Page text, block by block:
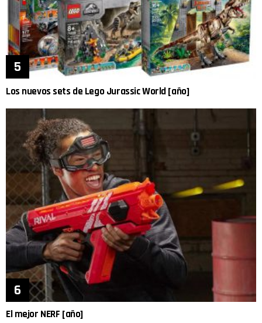
Los nuevos sets de Lego Jurassic World [año]
El mejor NERF [año]